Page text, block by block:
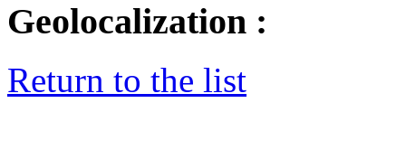
Geolocalization :
Return to the list